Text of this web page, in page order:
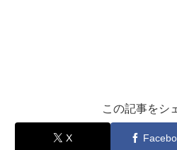
この記事をシ
X